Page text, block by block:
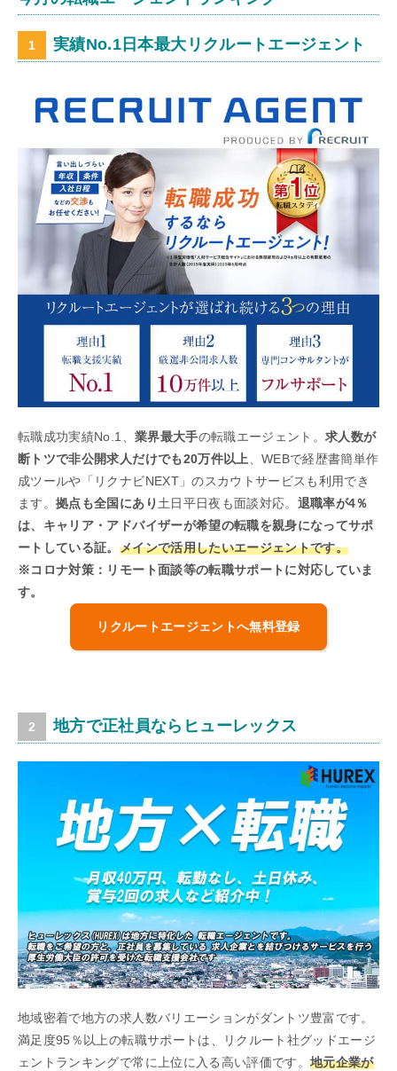
実績No.1日本最大リクルートエージェント
転職成功実績No.1、 業界最大手の転職エージェント。求人数が
断トツで非公開求人だけでも20万件以上
、WEBで経歴書簡単作
成ツールや「リクナビNEXT」のスカウトサービスも利用でき
ます。拠点も全国にあり 土日平日夜も面談対応。 退職率が4％
は、キャリア・アドバイザーが希望の転職を親身になってサポ
ートしている証。 メインで活用したいエージェントです。
※コロナ対策：リモート面談等の転職サポートに対応していま
す。
リクルートエージェントへ無料登録
地方で正社員ならヒューレックス
地域密着で地方の求人数バリエーションがダントツ豊富です。
満足度95％以上の転職サポートは、リクルート社グッドエージ
ェントランキングで常に上位に入る高い評価です。地元企業が